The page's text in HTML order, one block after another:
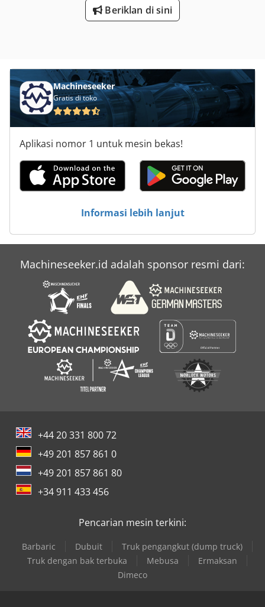
Beriklan di sini
Machineseeker
Gratis di toko
Aplikasi nomor 1 untuk mesin bekas!
Informasi lebih lanjut
Machineseeker.id adalah sponsor resmi dari:
+44 20 331 800 72
+49 201 857 861 0
+49 201 857 861 80
+34 911 433 456
Pencarian mesin terkini:
Barbaric Dubuit
Truk pengangkut (dump truck)
Truk dengan bak terbuka
Mebusa
Ermaksan
Dimeco